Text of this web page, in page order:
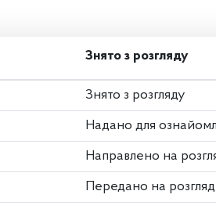
Знято з розгляду
Знято з розгляду
Надано для
Направлено на
Передано на розгляд